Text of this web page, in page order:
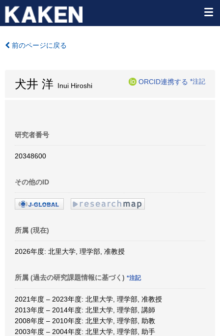
前のページに戻る
犬井 洋 Inui Hiroshi
ORCID連携する *注記
研究者番号
20348600
その他のID
所属 (現在)
2026年度: 北里大学, 理学部, 准教授
所属 (過去の研究課題情報に基づく) *注記
2021年度 – 2023年度: 北里大学, 理学部, 准教授
2013年度 – 2014年度: 北里大学, 理学部, 講師
2008年度 – 2010年度: 北里大学, 理学部, 助教
2003年度 – 2004年度: 北里大学, 理学部, 助手